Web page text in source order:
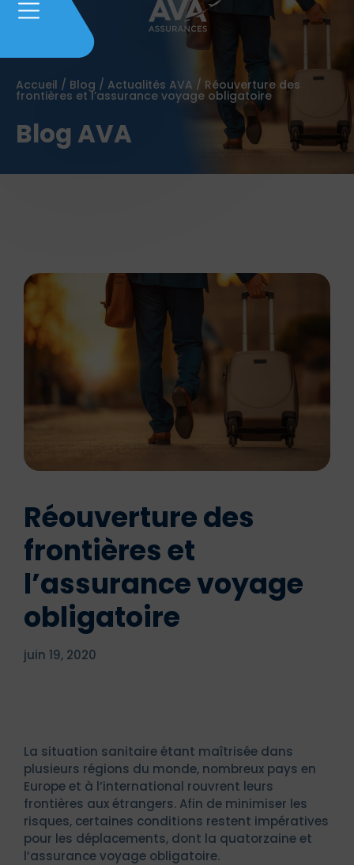
Accueil / Blog / Actualités AVA / Réouverture des
frontières et l’assurance voyage obligatoire
Blog AVA
Réouverture des
frontières et
l’assurance voyage
obligatoire
juin 19, 2020
La situation sanitaire étant maîtrisée dans
plusieurs régions du monde, nombreux pays en
Europe et à l’international rouvrent leurs
frontières aux étrangers. Afin de minimiser les
risques, certaines conditions restent impératives
pour les déplacements, dont la quatorzaine et
l’assurance voyage obligatoire.